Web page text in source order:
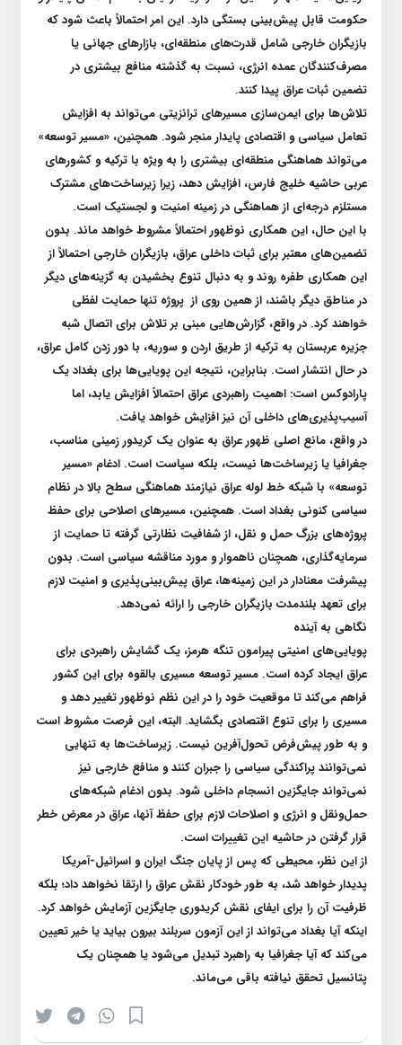
حکومت قابل پیش‌بینی بستگی دارد. این امر احتمالاً باعث شود که
بازیگران خارجی شامل قدرت‌های منطقه‌ای، بازار‌های جهانی یا
مصرف‌کنندگان عمده انرژی، نسبت به گذشته منافع بیشتری در
تضمین ثبات عراق پیدا کنند.
تلاش‌ها برای ایمن‌سازی مسیر‌های ترانزیتی می‌تواند به افزایش
تعامل سیاسی و اقتصادی پایدار منجر شود. همچنین، «مسیر توسعه»
می‌تواند هماهنگی منطقه‌ای بیشتری را به ویژه با ترکیه و کشور‌های
عربی حاشیه خلیج فارس، افزایش دهد، زیرا زیرساخت‌های مشترک
مستلزم درجه‌ای از هماهنگی در زمینه امنیت و لجستیک است.
با این حال، این همکاری نوظهور احتمالاً مشروط خواهد ماند. بدون
تضمین‌های معتبر برای ثبات داخلی عراق، بازیگران خارجی احتمالاً از
این همکاری طفره روند و به دنبال تنوع بخشیدن به گزینه‌های دیگر
در مناطق دیگر باشند، از همین روی از پروژه تنها حمایت لفظی
خواهند کرد. در واقع، گزارش‌هایی مبنی بر تلاش برای اتصال شبه
جزیره عربستان به ترکیه از طریق اردن و سوریه، با دور زدن کامل عراق،
در حال انتشار است. بنابراین، نتیجه این پویایی‌ها برای بغداد یک
پارادوکس است: اهمیت راهبردی عراق احتمالاً افزایش یابد، اما
آسیب‌پذیری‌های داخلی آن نیز افزایش خواهد یافت.
در واقع، مانع اصلی ظهور عراق به عنوان یک کریدور زمینی مناسب،
جغرافیا یا زیرساخت‌ها نیست، بلکه سیاست است. ادغام «مسیر
توسعه» با شبکه خط لوله عراق نیازمند هماهنگی سطح بالا در نظام
سیاسی کنونی بغداد است. همچنین، مسیر‌های اصلاحی برای حفظ
پروژه‌های بزرگ حمل و نقل، از شفافیت نظارتی گرفته تا حمایت از
سرمایه‌گذاری، همچنان ناهموار و مورد مناقشه سیاسی است. بدون
پیشرفت معنادار در این زمینه‌ها، عراق پیش‌بینی‌پذیری و امنیت لازم
برای تعهد بلندمدت بازیگران خارجی را ارائه نمی‌دهد.
نگاهی به آینده
پویایی‌های امنیتی پیرامون تنگه هرمز، یک گشایش راهبردی برای
عراق ایجاد کرده است. مسیر توسعه مسیری بالقوه برای این کشور
فراهم می‌کند تا موقعیت خود را در این نظم نوظهور تغییر دهد و
مسیری را برای تنوع اقتصادی بگشاید. البته، این فرصت مشروط است
و به طور پیش‌فرض تحول‌آفرین نیست. زیرساخت‌ها به تنهایی
نمی‌توانند پراکندگی سیاسی را جبران کنند و منافع خارجی نیز
نمی‌تواند جایگزین انسجام داخلی شود. بدون ادغام شبکه‌های
حمل‌و‌نقل و انرژی و اصلاحات لازم برای حفظ آنها، عراق در معرض خطر
قرار گرفتن در حاشیه این تغییرات است.
از این نظر، محیطی که پس از پایان جنگ ایران و اسرائیل-آمریکا
پدیدار خواهد شد، به طور خودکار نقش عراق را ارتقا نخواهد داد؛ بلکه
ظرفیت آن را برای ایفای نقش کریدوری جایگزین آزمایش خواهد کرد.
اینکه آیا بغداد می‌تواند از این آزمون سربلند بیرون بیاید یا خیر تعیین
می‌کند که آیا جغرافیا به راهبرد تبدیل می‌شود یا همچنان یک
پتانسیل تحقق نیافته باقی می‌ماند.